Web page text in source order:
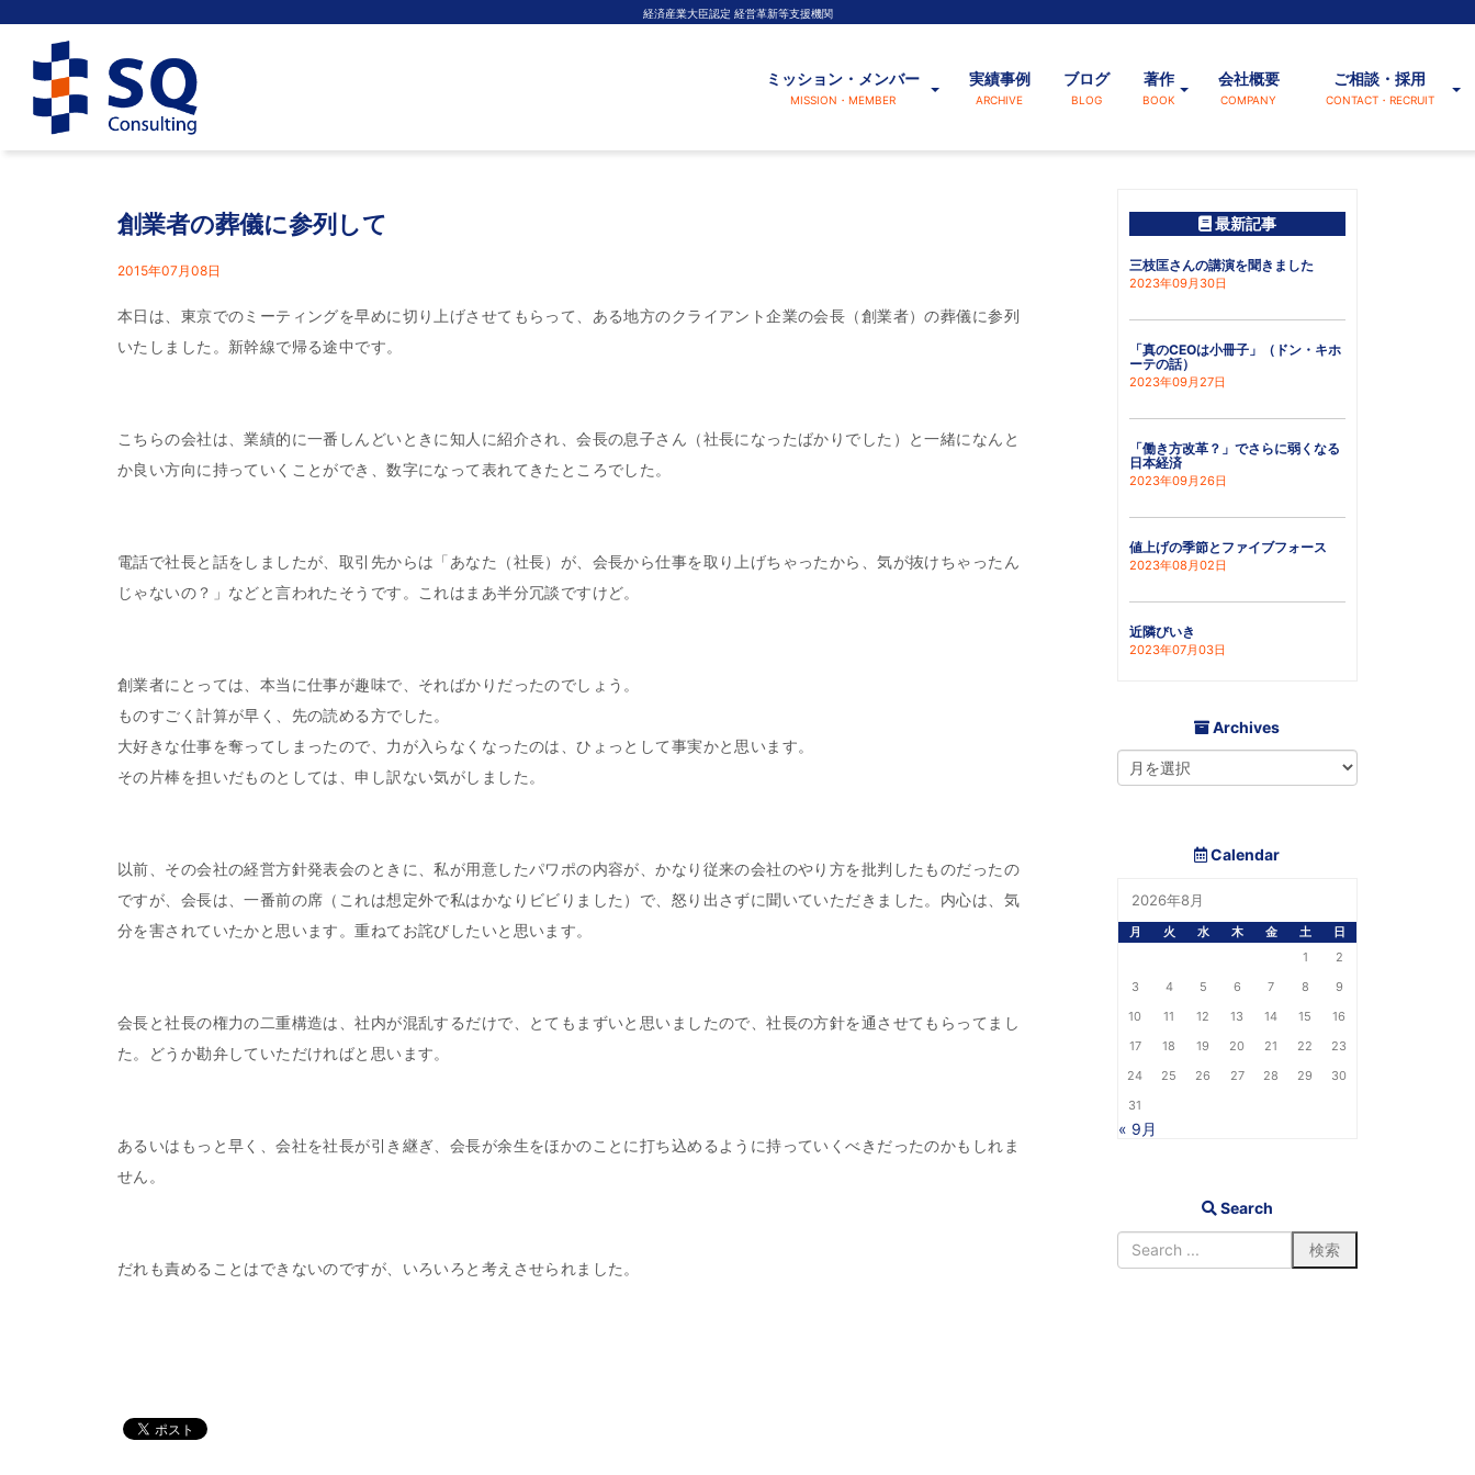
経済産業大臣認定 経営革新等支援機関
ミッション・メンバー
MISSION・MEMBER
実績事例
ARCHIVE
ブログ
BLOG
著作
BOOK
会社概要
COMPANY
ご相談・採用
CONTACT・RECRUIT
創業者の葬儀に参列して
2015年07月08日
本日は、東京でのミーティングを早めに切り上げさせてもらって、ある地方のクライアント企業の会長（創業者）の葬儀に参列
いたしました。新幹線で帰る途中です。
こちらの会社は、業績的に一番しんどいときに知人に紹介され、会長の息子さん（社長になったばかりでした）と一緒になんと
か良い方向に持っていくことができ、数字になって表れてきたところでした。
電話で社長と話をしましたが、取引先からは「あなた（社長）が、会長から仕事を取り上げちゃったから、気が抜けちゃったん
じゃないの？」などと言われたそうです。これはまあ半分冗談ですけど。
創業者にとっては、本当に仕事が趣味で、そればかりだったのでしょう。
ものすごく計算が早く、先の読める方でした。
大好きな仕事を奪ってしまったので、力が入らなくなったのは、ひょっとして事実かと思います。
その片棒を担いだものとしては、申し訳ない気がしました。
以前、その会社の経営方針発表会のときに、私が用意したパワポの内容が、かなり従来の会社のやり方を批判したものだったの
ですが、会長は、一番前の席（これは想定外で私はかなりビビりました）で、怒り出さずに聞いていただきました。内心は、気
分を害されていたかと思います。重ねてお詫びしたいと思います。
会長と社長の権力の二重構造は、社内が混乱するだけで、とてもまずいと思いましたので、社長の方針を通させてもらってまし
た。どうか勘弁していただければと思います。
あるいはもっと早く、会社を社長が引き継ぎ、会長が余生をほかのことに打ち込めるように持っていくべきだったのかもしれま
せん。
だれも責めることはできないのですが、いろいろと考えさせられました。
最新記事
三枝匡さんの講演を聞きました
2023年09月30日
「真のCEOは小冊子」（ドン・キホ
ーテの話）
2023年09月27日
「働き方改革？」でさらに弱くなる
日本経済
2023年09月26日
値上げの季節とファイブフォース
2023年08月02日
近隣びいき
2023年07月03日
Archives
Calendar
2026年8月
月 火 水 木 金 土
日
1
2
3
4 5 6 7 8
9
10
11 12 13 14 15
16
17
18 19 20 21 22
23
24
25 26 27 28 29
30
31
« 9月
Search